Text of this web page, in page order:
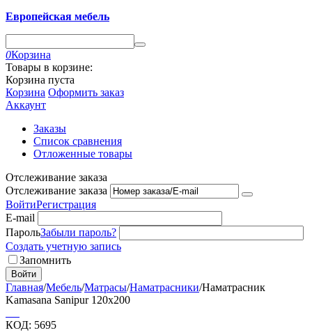
Европейская мебель
0Корзина
Товары в корзине:
Корзина пуста
Корзина Оформить заказ
Аккаунт
Заказы
Список сравнения
Отложенные товары
Отслеживание заказа
Отслеживание заказа
ВойтиРегистрация
E-mail
ПарольЗабыли пароль?
Создать учетную запись
Запомнить
Войти
Главная/Мебель/Матрасы/Наматрасники/Наматрасник
Kamasana Sanipur 120x200
КОД: 5695